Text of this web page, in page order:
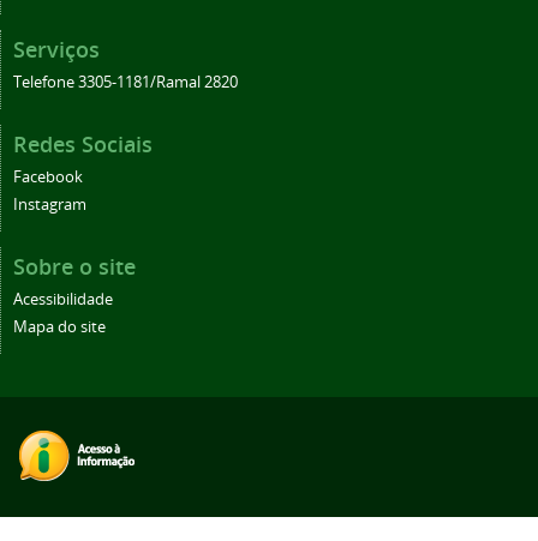
Serviços
Telefone 3305-1181/Ramal 2820
Redes Sociais
Facebook
Instagram
Sobre o site
Acessibilidade
Mapa do site